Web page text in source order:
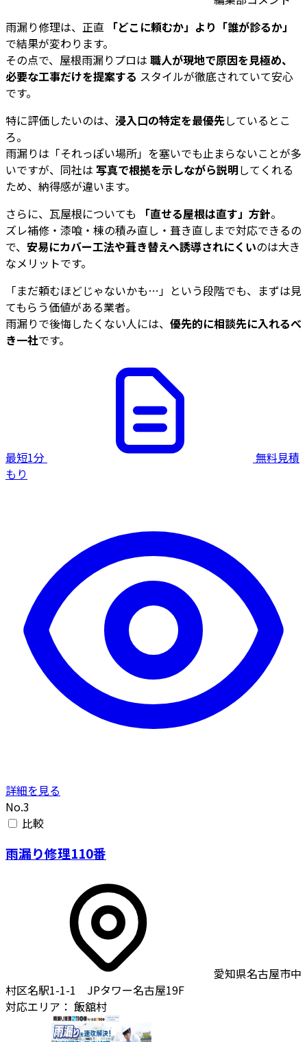
雨漏り修理は、正直
「どこに頼むか」より「誰が診るか」
で結果が変わります。
その点で、屋根雨漏りプロは 職人が現地で原因を見極め、
必要な工事だけを提案する スタイルが徹底されていて安心
です。
特に評価したいのは、 浸入口の特定を最優先しているとこ
ろ。
雨漏りは「それっぽい場所」を塞いでも止まらないことが多
いですが、同社は 写真で根拠を示しながら説明してくれる
ため、納得感が違います。
さらに、瓦屋根についても
「直せる屋根は直す」方針。
ズレ補修・漆喰・棟の積み直し・葺き直しまで対応できるの
で、 安易にカバー工法や葺き替えへ誘導されにくいのは大き
なメリットです。
「まだ頼むほどじゃないかも…」という段階でも、まずは見
てもらう価値がある業者。
雨漏りで後悔したくない人には、 優先的に相談先に入れるべ
き一社です。
最短1分
無料見積
もり
詳細を見る
No.3
比較
雨漏り修理110番
愛知県名古屋市中
村区名駅1-1-1 JPタワー名古屋19F
対応エリア： 飯舘村